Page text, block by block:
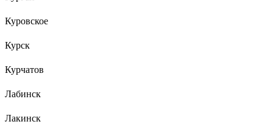
Куровское
Курск
Курчатов
Лабинск
Лакинск